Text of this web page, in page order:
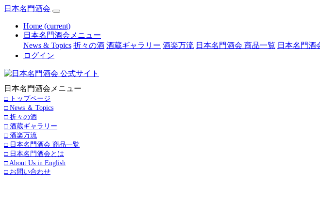
日本名門酒会
Home (current)
日本名門酒会メニュー
News & Topics 折々の酒 酒蔵ギャラリー 酒楽万流 日本名門酒会 商品一覧 日本名門酒
ログイン
日本名門酒会メニュー
□ トップページ
□ News ＆ Topics
□ 折々の酒
□ 酒蔵ギャラリー
□ 酒楽万流
□ 日本名門酒会 商品一覧
□ 日本名門酒会とは
□ About Us in English
□ お問い合わせ